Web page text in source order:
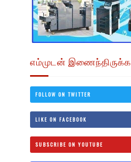
எம்முடன் இணைந்திருக்க
FOLLOW ON TWITTER
LIKE ON FACEBOOK
SUBSCRIBE ON YOUTUBE